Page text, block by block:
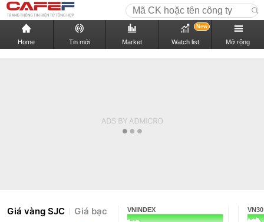
Home Tin mới Market Watch list
New
Mở rộng
Giá vàng SJC Giá bạc VNINDEX VN30